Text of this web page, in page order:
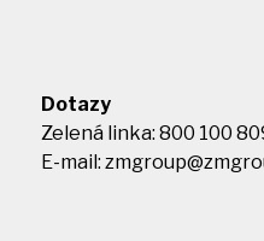
Dotazy
Zelená linka: 800 100
E-mail: